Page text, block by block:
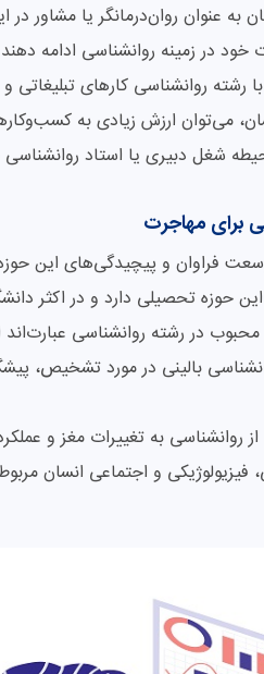
به عنوان روان‌درمانگر یا مشاور
در زمینه روانشناسی ادامه
رشته روانشناسی کارهای
می‌توان ارزش زیادی به
شغل دبیری یا استاد
برای مهاجرت
فراوان و پیچیدگی‌های این
حوزه تحصیلی دارد و در اکثر
در رشته روانشناسی عبارت‌اند
بالینی در مورد تشخیص،
روانشناسی به تغییرات مغز و
و اجتماعی انسان